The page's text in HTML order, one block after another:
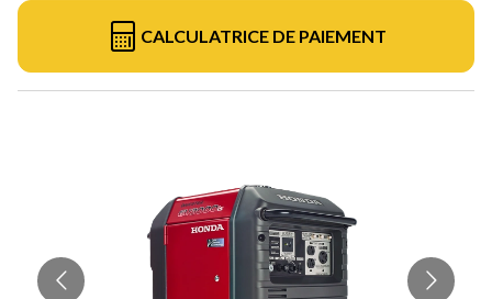
CALCULATRICE DE PAIEMENT